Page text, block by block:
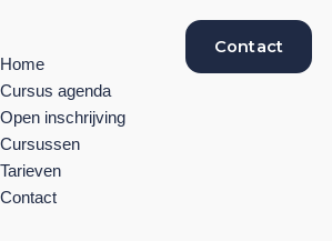
Contact
Home
Cursus agenda
Open inschrijving
Cursussen
Tarieven
Contact